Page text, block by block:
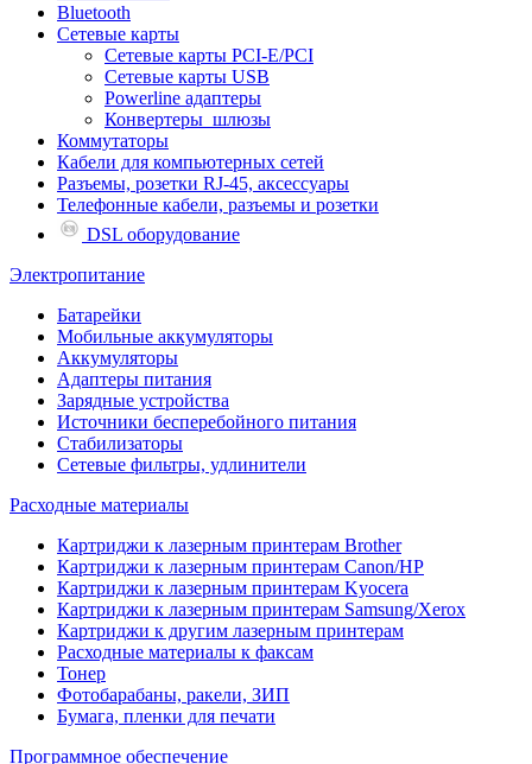
Bluetooth
Сетевые карты
Сетевые карты PCI-E/PCI
Сетевые карты USB
Powerline адаптеры
Конвертеры_шлюзы
Коммутаторы
Кабели для компьютерных сетей
Разъемы, розетки RJ-45, аксессуары
Телефонные кабели, разъемы и розетки
DSL оборудование
Электропитание
Батарейки
Мобильные аккумуляторы
Аккумуляторы
Адаптеры питания
Зарядные устройства
Источники бесперебойного питания
Стабилизаторы
Сетевые фильтры, удлинители
Расходные материалы
Картриджи к лазерным принтерам Brother
Картриджи к лазерным принтерам Canon/HP
Картриджи к лазерным принтерам Kyocera
Картриджи к лазерным принтерам Samsung/Xerox
Картриджи к другим лазерным принтерам
Расходные материалы к факсам
Тонер
Фотобарабаны, ракели, ЗИП
Бумага, пленки для печати
Программное обеспечение